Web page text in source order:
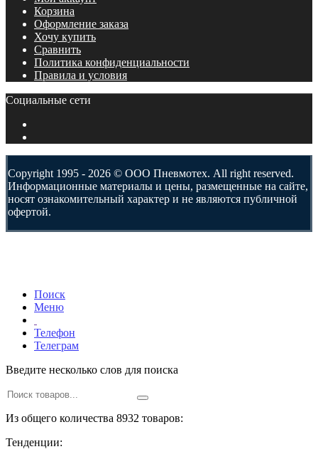
Корзина
Оформление заказа
Хочу купить
Сравнить
Политика конфиденциальности
Правила и условия
Социальные сети
Copyright 1995 - 2026 © ООО Пневмотех. All right reserved.
Информационные материалы и цены, размещенные на сайте,
носят ознакомительный характер и не являются публичной
офертой.
Поиск
Меню
Телефон
Телеграм
Введите несколько слов для поиска
Из общего количества 8932 товаров:
Тенденции: